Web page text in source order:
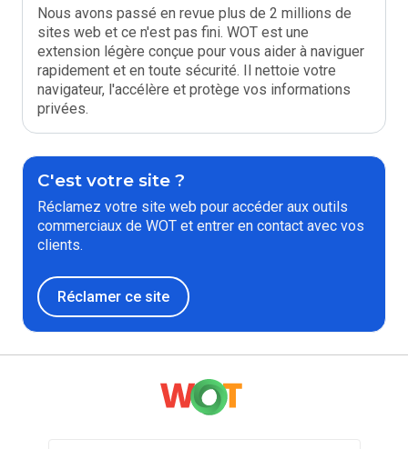
Nous avons passé en revue plus de 2 millions de
sites web et ce n'est pas fini. WOT est une
extension légère conçue pour vous aider à naviguer
rapidement et en toute sécurité. Il nettoie votre
navigateur, l'accélère et protège vos informations
privées.
C'est votre site ?
Réclamez votre site web pour accéder aux outils
commerciaux de WOT et entrer en contact avec vos
clients.
Réclamer ce site